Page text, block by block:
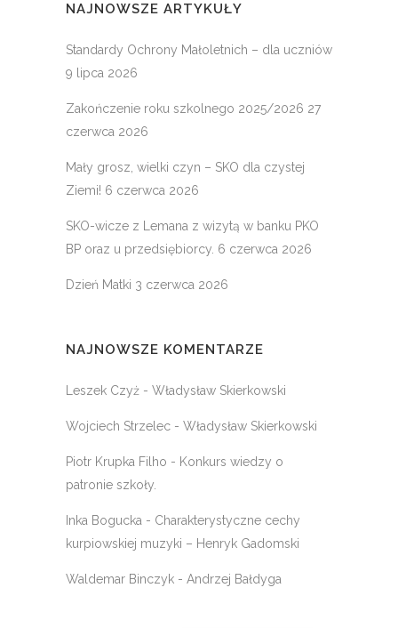
NAJNOWSZE ARTYKUŁY
Standardy Ochrony Małoletnich – dla uczniów
9 lipca 2026
Zakończenie roku szkolnego 2025/2026 27
czerwca 2026
Mały grosz, wielki czyn – SKO dla czystej
Ziemi! 6 czerwca 2026
SKO-wicze z Lemana z wizytą w banku PKO
BP oraz u przedsiębiorcy. 6 czerwca 2026
Dzień Matki 3 czerwca 2026
NAJNOWSZE KOMENTARZE
Leszek Czyż - Władysław Skierkowski
Wojciech Strzelec - Władysław Skierkowski
Piotr Krupka Filho - Konkurs wiedzy o
patronie szkoły.
Inka Bogucka - Charakterystyczne cechy
kurpiowskiej muzyki – Henryk Gadomski
Waldemar Binczyk - Andrzej Bałdyga